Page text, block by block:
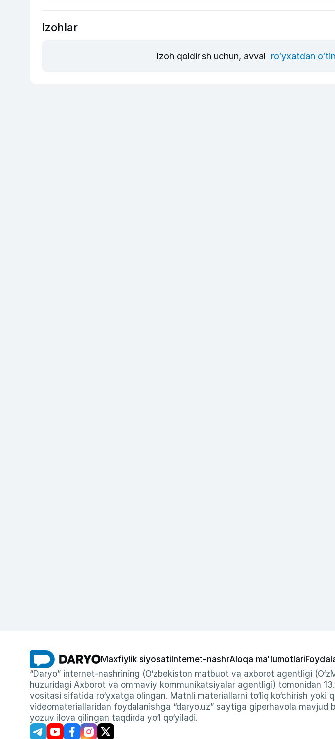
Izohlar
Izoh qoldirish uchun, avval ro‘yxatdan
Maxfiylik siyosati Internet-nashrAloqa ma'lumotlari
“Daryo” internet-nashrining (O‘zbekiston matbuot va axborot agentligi
huzuridagi Axborot va ommaviy kommunikatsiyalar agentligi) tomonidan
vositasi sifatida ro‘yxatga olingan. Matnli materiallarni to‘liq ko‘chirish
videomateriallaridan foydalanishga “daryo.uz” saytiga giperhavola mavjud
yozuv ilova qilingan taqdirda yo‘l qo‘yiladi.